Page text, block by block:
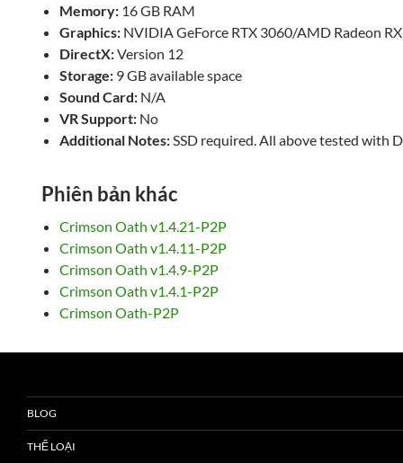
Memory: 16 GB RAM
Graphics: NVIDIA GeForce RTX 3060/AMD Radeon
DirectX:Version 12
Storage: 9 GB available space
Sound Card: N/A
VR Support: No
Additional Notes: SSD required. All above tested with
Phiên bản khác
Crimson Oath v1.4.21-P2P
Crimson Oath v1.4.11-P2P
Crimson Oath v1.4.9-P2P
Crimson Oath v1.4.1-P2P
Crimson Oath-P2P
BLOG
THỂ LOẠI